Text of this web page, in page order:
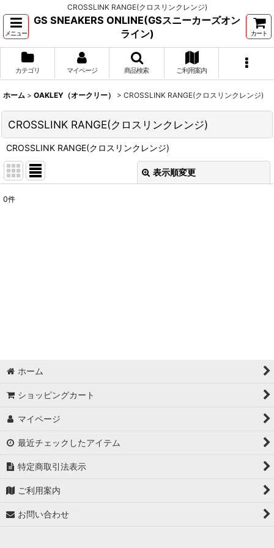
CROSSLINK RANGE(クロスリンクレンジ)
メニュー
GS SNEAKERS ONLINE(GSスニーカーズオン
ライン)
カート
カテゴリ マイページ 商品検索 ご利用案内
ホーム > OAKLEY（オークリー） > CROSSLINK RANGE(クロスリンクレンジ)
CROSSLINK RANGE(クロスリンクレンジ)
CROSSLINK RANGE(クロスリンクレンジ)
表示順変更
0件
ホーム
ショッピングカート
マイページ
最近チェックしたアイテム
特定商取引法表示
ご利用案内
お問い合わせ